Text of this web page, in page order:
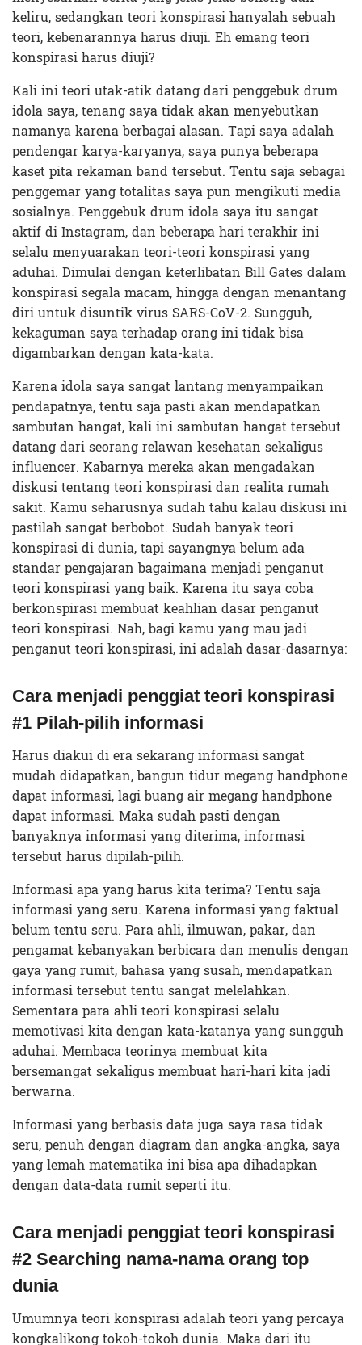
keliru, sedangkan teori konspirasi hanyalah sebuah
teori, kebenarannya harus diuji. Eh emang teori
konspirasi harus diuji?
Kali ini teori utak-atik datang dari penggebuk drum
idola saya, tenang saya tidak akan menyebutkan
namanya karena berbagai alasan. Tapi saya adalah
pendengar karya-karyanya, saya punya beberapa
kaset pita rekaman band tersebut. Tentu saja sebagai
penggemar yang totalitas saya pun mengikuti media
sosialnya. Penggebuk drum idola saya itu sangat
aktif di Instagram, dan beberapa hari terakhir ini
selalu menyuarakan teori-teori konspirasi yang
aduhai. Dimulai dengan keterlibatan Bill Gates dalam
konspirasi segala macam, hingga dengan menantang
diri untuk disuntik virus SARS-CoV-2. Sungguh,
kekaguman saya terhadap orang ini tidak bisa
digambarkan dengan kata-kata.
Karena idola saya sangat lantang menyampaikan
pendapatnya, tentu saja pasti akan mendapatkan
sambutan hangat, kali ini sambutan hangat tersebut
datang dari seorang relawan kesehatan sekaligus
influencer. Kabarnya mereka akan mengadakan
diskusi tentang teori konspirasi dan realita rumah
sakit. Kamu seharusnya sudah tahu kalau diskusi ini
pastilah sangat berbobot. Sudah banyak teori
konspirasi di dunia, tapi sayangnya belum ada
standar pengajaran bagaimana menjadi penganut
teori konspirasi yang baik. Karena itu saya coba
berkonspirasi membuat keahlian dasar penganut
teori konspirasi. Nah, bagi kamu yang mau jadi
penganut teori konspirasi, ini adalah dasar-dasarnya:
Cara menjadi penggiat teori konspirasi
#1 Pilah-pilih informasi
Harus diakui di era sekarang informasi sangat
mudah didapatkan, bangun tidur megang handphone
dapat informasi, lagi buang air megang handphone
dapat informasi. Maka sudah pasti dengan
banyaknya informasi yang diterima, informasi
tersebut harus dipilah-pilih.
Informasi apa yang harus kita terima? Tentu saja
informasi yang seru. Karena informasi yang faktual
belum tentu seru. Para ahli, ilmuwan, pakar, dan
pengamat kebanyakan berbicara dan menulis dengan
gaya yang rumit, bahasa yang susah, mendapatkan
informasi tersebut tentu sangat melelahkan.
Sementara para ahli teori konspirasi selalu
memotivasi kita dengan kata-katanya yang sungguh
aduhai. Membaca teorinya membuat kita
bersemangat sekaligus membuat hari-hari kita jadi
berwarna.
Informasi yang berbasis data juga saya rasa tidak
seru, penuh dengan diagram dan angka-angka, saya
yang lemah matematika ini bisa apa dihadapkan
dengan data-data rumit seperti itu.
Cara menjadi penggiat teori konspirasi
#2 Searching nama-nama orang top
dunia
Umumnya teori konspirasi adalah teori yang percaya
kongkalikong tokoh-tokoh dunia. Maka dari itu